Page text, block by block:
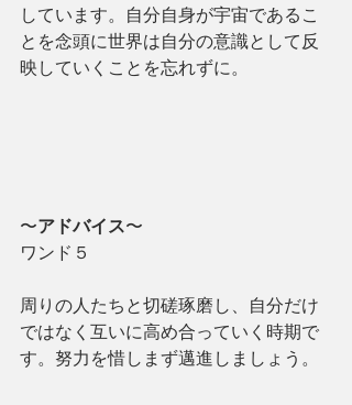
しています。自分自身が宇宙であるこ
とを念頭に世界は自分の意識として反
映していくことを忘れずに。
〜アドバイス〜
ワンド５
周りの人たちと切磋琢磨し、自分だけ
ではなく互いに高め合っていく時期で
す。努力を惜しまず邁進しましょう。